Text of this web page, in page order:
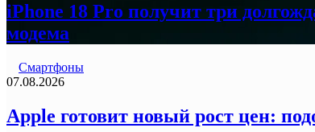
iPhone 18 Pro получит три
модема
Смартфоны
07.08.2026
Apple готовит новый рост цен: